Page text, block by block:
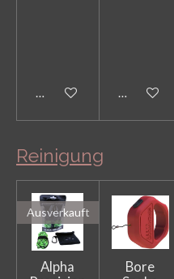
In den WarenkorbIn den
Reinigung
Ausverkauft
Alpha
Bore